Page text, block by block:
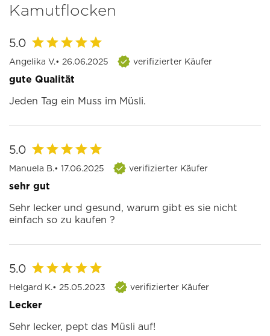
Kamutflocken
5.0
Angelika V.• 26.06.2025 verifizierter Käufer
gute Qualität
Jeden Tag ein Muss im Müsli.
5.0
Manuela B.• 17.06.2025 verifizierter Käufer
sehr gut
Sehr lecker und gesund, warum gibt es sie nicht
einfach so zu kaufen ?
5.0
Helgard K.• 25.05.2023 verifizierter Käufer
Lecker
Sehr lecker, pept das Müsli auf!